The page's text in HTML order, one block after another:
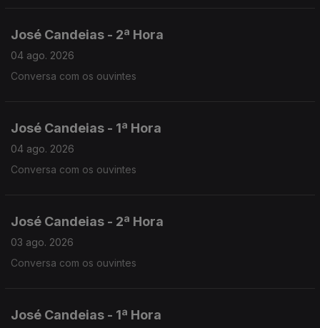
José Candeias - 2ª Hora
04 ago. 2026
Conversa com os ouvintes
José Candeias - 1ª Hora
04 ago. 2026
Conversa com os ouvintes
José Candeias - 2ª Hora
03 ago. 2026
Conversa com os ouvintes
José Candeias - 1ª Hora